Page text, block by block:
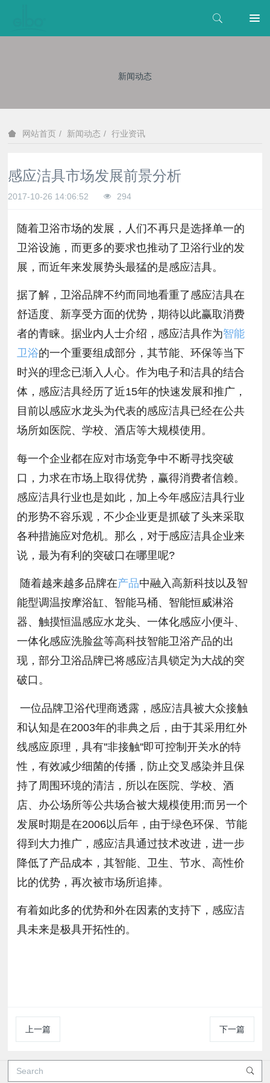
新闻动态
网站首页 新闻动态 行业资讯
感应洁具市场发展前景分析
2017-10-26 14:06:52 294
随着卫浴市场的发展，人们不再只是选择单一的
卫浴设施，而更多的要求也推动了卫浴行业的发
展，而近年来发展势头最猛的是感应洁具。
据了解，卫浴品牌不约而同地看重了感应洁具在
舒适度、新享受方面的优势，期待以此赢取消费
者的青睐。据业内人士介绍，感应洁具作为智能
卫浴的一个重要组成部分，其节能、环保等当下
时兴的理念已渐入人心。作为电子和洁具的结合
体，感应洁具经历了近15年的快速发展和推广，
目前以感应水龙头为代表的感应洁具已经在公共
场所如医院、学校、酒店等大规模使用。
每一个企业都在应对市场竞争中不断寻找突破
口，力求在市场上取得优势，赢得消费者信赖。
感应洁具行业也是如此，加上今年感应洁具行业
的形势不容乐观，不少企业更是抓破了头来采取
各种措施应对危机。那么，对于感应洁具企业来
说，最为有利的突破口在哪里呢?
随着越来越多品牌在产品中融入高新科技以及智
能型调温按摩浴缸、智能马桶、智能恒威淋浴
器、触摸恒温感应水龙头、一体化感应小便斗、
一体化感应洗脸盆等高科技智能卫浴产品的出
现，部分卫浴品牌已将感应洁具锁定为大战的突
破口。
一位品牌卫浴代理商透露，感应洁具被大众接触
和认知是在2003年的非典之后，由于其采用红外
线感应原理，具有''非接触''即可控制开关水的特
性，有效减少细菌的传播，防止交叉感染并且保
持了周围环境的清洁，所以在医院、学校、酒
店、办公场所等公共场合被大规模使用;而另一个
发展时期是在2006以后年，由于绿色环保、节能
得到大力推广，感应洁具通过技术改进，进一步
降低了产品成本，其智能、卫生、节水、高性价
比的优势，再次被市场所追捧。
有着如此多的优势和外在因素的支持下，感应洁
具未来是极具开拓性的。
上一篇 下一篇